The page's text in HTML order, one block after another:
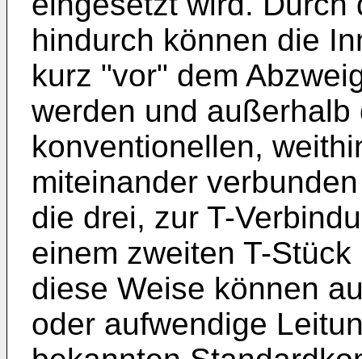
hindurch können die
kurz "vor" dem
werden und
konventionellen,
miteinander
die drei, zur T-
einem zweiten T-
diese Weise können
oder aufwendige